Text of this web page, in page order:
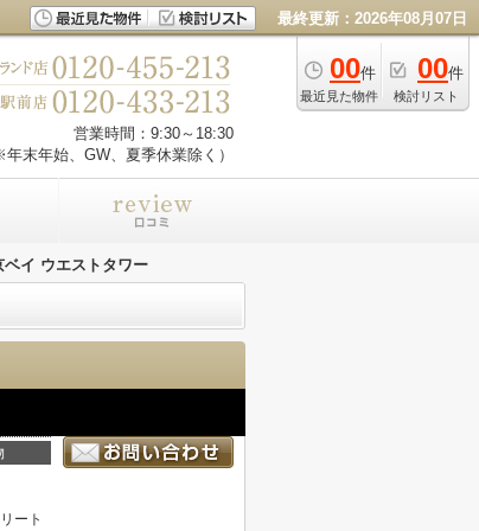
最終更新：2026年08月07日
00件
最近見た物件
00件
検討リスト
営業時間：9:30～18:30
末年始、GW、夏季休業除く）
イ ウエストタワー
ート